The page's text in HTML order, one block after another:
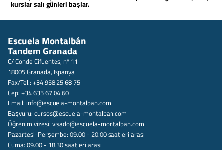
kurslar salı günleri başlar.
Escuela Montalbán
Tandem Granada
C/ Conde Cifuentes, nº 11
18005 Granada, Ispanya
Fax/Tel.: +34 958 25 68 75
Cep: +34 635 67 04 60
Email: info@escuela-montalban.com
Başvuru: cursos@escuela-montalban.com
Öğrenim vizesi: visado@escuela-montalban.com
Pazartesi-Perşembe: 09.00 - 20.00 saatleri arası
Cuma: 09.00 - 18.30 saatleri arası